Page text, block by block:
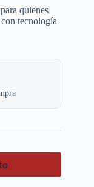
quienes
tecnología